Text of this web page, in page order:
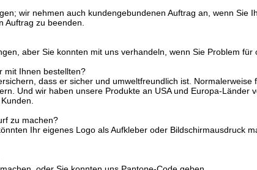
wir nehmen auch kundengebundenen Auftrag an, wenn
Auftrag zu beenden.
aber Sie konnten mit uns verhandeln, wenn Sie Problem
mit Ihnen bestellten?
dass er sicher und umweltfreundlich ist.
Und wir haben unsere Produkte an USA und Europa-
zu machen?
Ihr eigenes Logo als Aufkleber oder Bildschirmausdruck